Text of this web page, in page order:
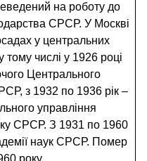
на роботу до
СРСР. У Москві
у центральних
тому числі у 1926 році
Центрального
з 1932 по 1936 рік –
управління
СРСР. З 1931 по 1960
наук СРСР. Помер
року.